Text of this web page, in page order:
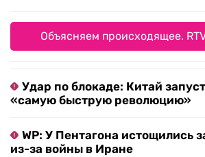
Объясняем происходящее.
Удар по блокаде: Китай
«самую быструю революцию»
WP: У Пентагона истощились
из-за войны в Иране